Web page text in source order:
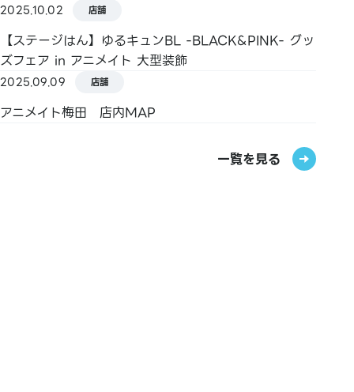
【交通系電子マネー】
ICOCA／SUGOCA／nimoca／はやかけん
2025.10.02 店舗
【ステージはん】ゆるキュンBL -BLACK&PINK- グッ
ズフェア in アニメイト 大型装飾
2025.09.09 店舗
アニメイト梅田 店内MAP
一覧を見る